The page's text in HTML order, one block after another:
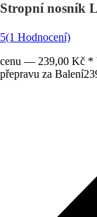
Stropní nosník
5(1 Hodnocení)
cenu — 239,00 Kč *
přepravu za Balení